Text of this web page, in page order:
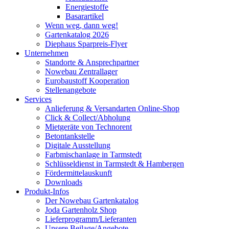
Energiestoffe
Basarartikel
Wenn weg, dann weg!
Gartenkatalog 2026
Diephaus Sparpreis-Flyer
Unternehmen
Standorte & Ansprechpartner
Nowebau Zentrallager
Eurobaustoff Kooperation
Stellenangebote
Services
Anlieferung & Versandarten Online-Shop
Click & Collect/Abholung
Mietgeräte von Technorent
Betontankstelle
Digitale Ausstellung
Farbmischanlage in Tarmstedt
Schlüsseldienst in Tarmstedt & Hambergen
Fördermittelauskunft
Downloads
Produkt-Infos
Der Nowebau Gartenkatalog
Joda Gartenholz Shop
Lieferprogramm/Lieferanten